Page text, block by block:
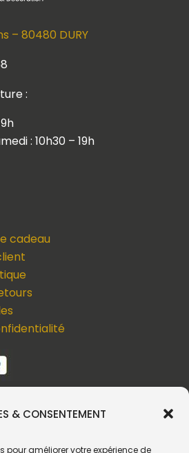
& CONSENTEMENT
pour améliorer votre expérience de
– 80480 DURY
:
: 10h30 – 19h
cadeau
un souci ?